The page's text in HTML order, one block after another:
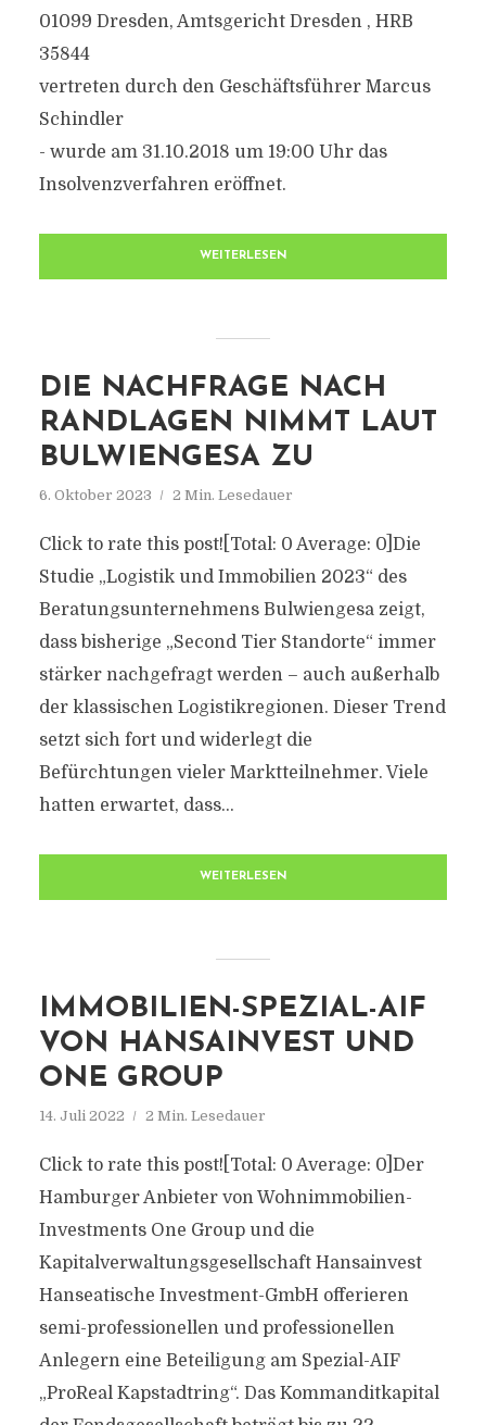
01099 Dresden, Amtsgericht Dresden , HRB
35844
vertreten durch den Geschäftsführer Marcus
Schindler
- wurde am 31.10.2018 um 19:00 Uhr das
Insolvenzverfahren eröffnet.
WEITERLESEN
DIE NACHFRAGE NACH
RANDLAGEN NIMMT LAUT
BULWIENGESA ZU
6. Oktober 2023 2 Min. Lesedauer
Click to rate this post![Total: 0 Average: 0]Die
Studie „Logistik und Immobilien 2023“ des
Beratungsunternehmens Bulwiengesa zeigt,
dass bisherige „Second Tier Standorte“ immer
stärker nachgefragt werden – auch außerhalb
der klassischen Logistikregionen. Dieser Trend
setzt sich fort und widerlegt die
Befürchtungen vieler Marktteilnehmer. Viele
hatten erwartet, dass...
WEITERLESEN
IMMOBILIEN-SPEZIAL-AIF
VON HANSAINVEST UND
ONE GROUP
14. Juli 2022 2 Min. Lesedauer
Click to rate this post![Total: 0 Average: 0]Der
Hamburger Anbieter von Wohnimmobilien-
Investments One Group und die
Kapitalverwaltungsgesellschaft Hansainvest
Hanseatische Investment-GmbH offerieren
semi-professionellen und professionellen
Anlegern eine Beteiligung am Spezial-AIF
„ProReal Kapstadtring“. Das Kommanditkapital